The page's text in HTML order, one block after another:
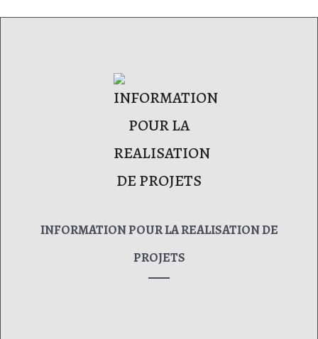
INFORMATION POUR LA REALISATION DE
PROJETS